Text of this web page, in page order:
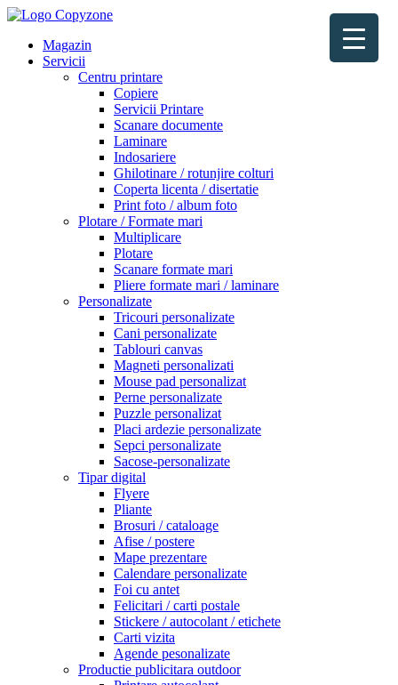
Magazin
Servicii
Centru printare
Copiere
Servicii Printare
Scanare documente
Laminare
Indosariere
Ghilotinare / rotunjire colturi
Coperta licenta / disertatie
Print foto / album foto
Plotare / Formate mari
Multiplicare
Plotare
Scanare formate mari
Pliere formate mari / laminare
Personalizate
Tricouri personalizate
Cani personalizate
Tablouri canvas
Magneti personalizati
Mouse pad personalizat
Perne personalizate
Puzzle personalizat
Placi ardezie personalizate
Sepci personalizate
Sacose-personalizate
Tipar digital
Flyere
Pliante
Brosuri / cataloage
Afise / postere
Mape prezentare
Calendare personalizate
Foi cu antet
Felicitari / carti postale
Stickere / autocolant / etichete
Carti vizita
Agende pesonalizate
Productie publicitara outdoor